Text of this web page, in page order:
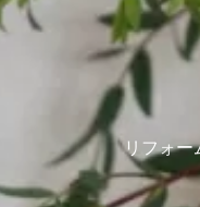
リフォー